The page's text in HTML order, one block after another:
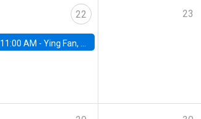
22
11:00 AM -Ying Fan, University of Michigan
23